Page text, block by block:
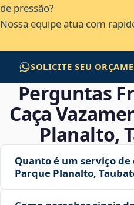
de pressão?
Nossa equipe atua com
SOLICITE SEU
Perguntas
Caça
Planalto,
Quanto é um serviço
Parque Planalto,